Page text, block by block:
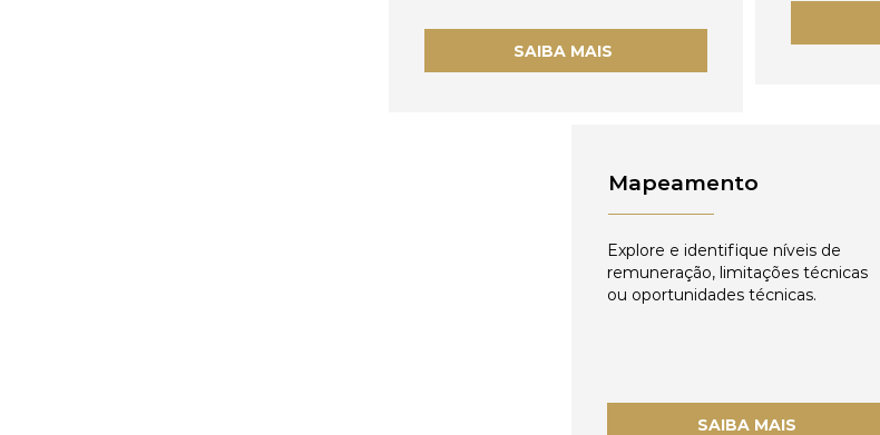
SAIBA MAIS
Mapeamento
Explore e identifique níveis de
remuneração, limitações técnicas
ou oportunidades técnicas.
SAIBA MAIS